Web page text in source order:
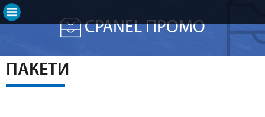
CPANEL ПРОМО
ПАКЕТИ